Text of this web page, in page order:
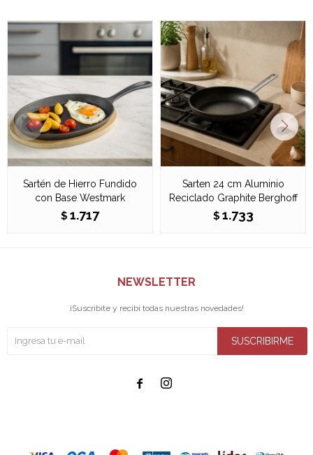
Sartén de Hierro Fundido
con Base Westmark
$ 1.717
Sarten 24 cm Aluminio
Reciclado Graphite Berghoff
$ 1.733
NEWSLETTER
¡Suscribite y recibí todas nuestras novedades!
SUSCRIBIRME
 